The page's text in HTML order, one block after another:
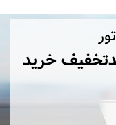
کد‌تخفیف خرید